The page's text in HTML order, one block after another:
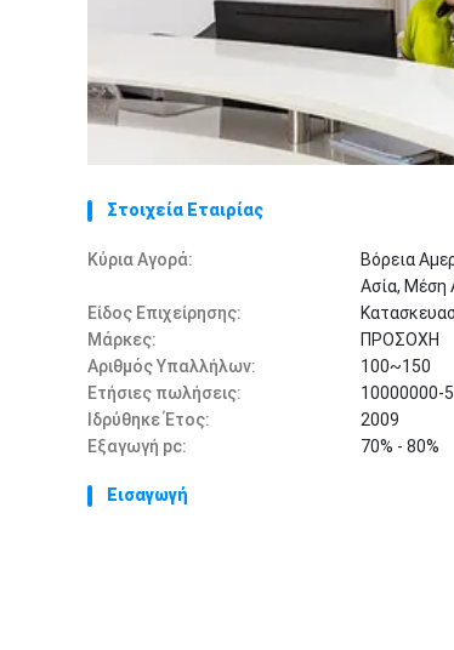
Στοιχεία Εταιρίας
Κύρια Αγορά:
Βόρεια
Ασία, Μέση
Είδος Επιχείρησης:
Μάρκες:
ΠΡΟΣΟΧΗ
Αριθμός Υπαλλήλων:
100~150
Ετήσιες πωλήσεις:
10000000-
Ιδρύθηκε Έτος:
2009
Εξαγωγή pc:
70% - 80%
Εισαγωγή